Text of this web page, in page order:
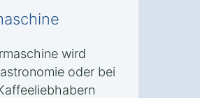
wird
oder bei